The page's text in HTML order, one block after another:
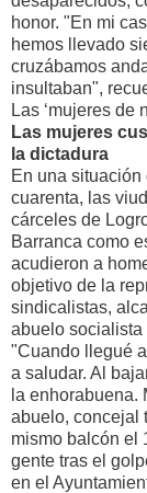
honor. "En mi
hemos llevado
cruzábamos
insultaban",
Las ‘mujeres de
Las mujeres
la dictadura
En una
cuarenta, las
cárceles de
Barranca como
acudieron a
objetivo de la
sindicalistas,
abuelo socialista
"Cuando llegué
a saludar. Al
la enhorabuena.
abuelo, concejal
mismo balcón el
gente tras el
en el